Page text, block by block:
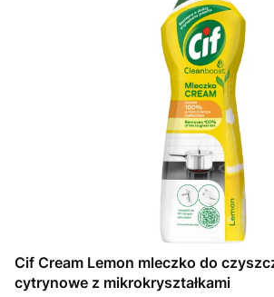
Cif Cream Lemon mleczko do
cytrynowe z mikrokryształkami